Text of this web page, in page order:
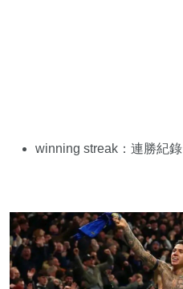
winning streak：連勝紀錄